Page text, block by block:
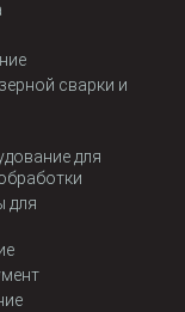
сварки и
для
для